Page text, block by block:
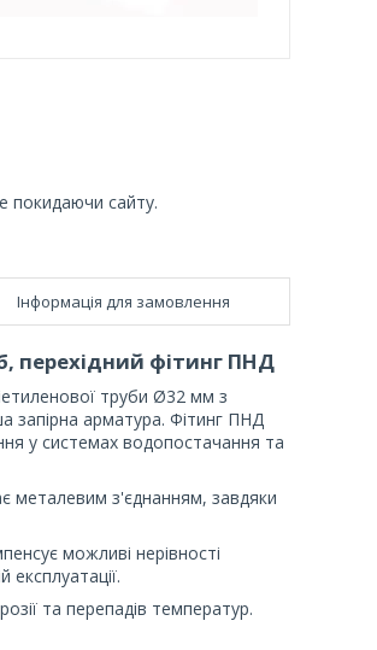
покидаючи сайту.
Інформація для замовлення
перехідний фітинг ПНД
труби Ø32 мм з
запірна арматура. Фітинг ПНД
у системах водопостачання та
металевим з'єднанням, завдяки
можливі нерівності
та перепадів температур.